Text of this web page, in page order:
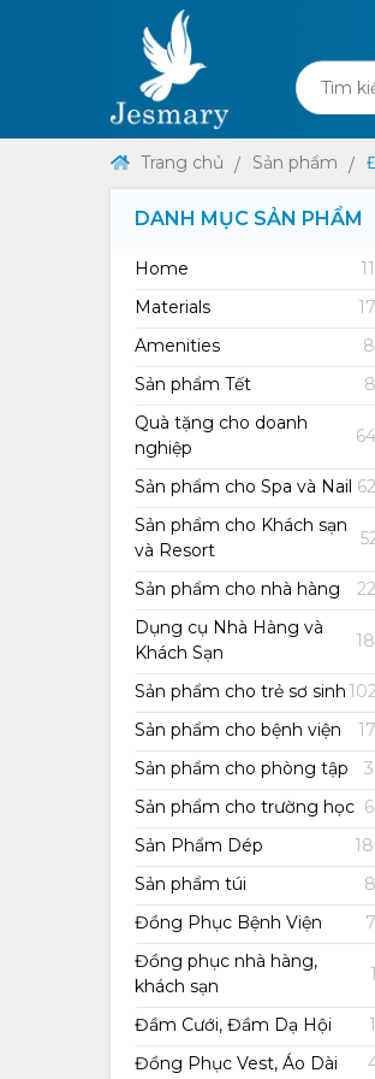
Trang chủ Sản phẩm
DANH MỤC SẢN PHẨM
Home
Materials
Amenities
Sản phẩm Tết
Quà tặng cho doanh
nghiệp
Sản phẩm cho Spa và Nail
Sản phẩm cho Khách sạn
và Resort
Sản phẩm cho nhà hàng
Dụng cụ Nhà Hàng và
Khách Sạn
Sản phẩm cho trẻ sơ sinh
Sản phẩm cho bệnh viện
Sản phẩm cho phòng tập
Sản phẩm cho trường học
Sản Phẩm Dép
Sản phẩm túi
Đồng Phục Bệnh Viện
Đồng phục nhà hàng,
khách sạn
Đầm Cưới, Đầm Dạ Hội
Đồng Phục Vest, Áo Dài